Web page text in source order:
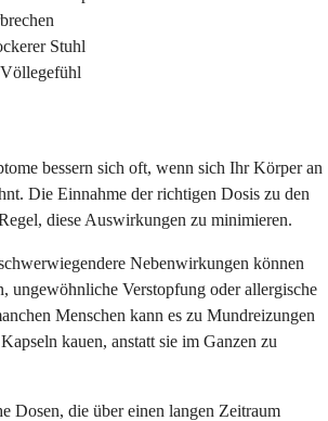
Stuhl
bessern sich oft, wenn sich Ihr Körper an
Die Einnahme der richtigen Dosis zu den
diese Auswirkungen zu minimieren.
Nebenwirkungen können
ungewöhnliche Verstopfung oder allergische
Menschen kann es zu Mundreizungen
kauen, anstatt sie im Ganzen zu
Dosen, die über einen langen Zeitraum